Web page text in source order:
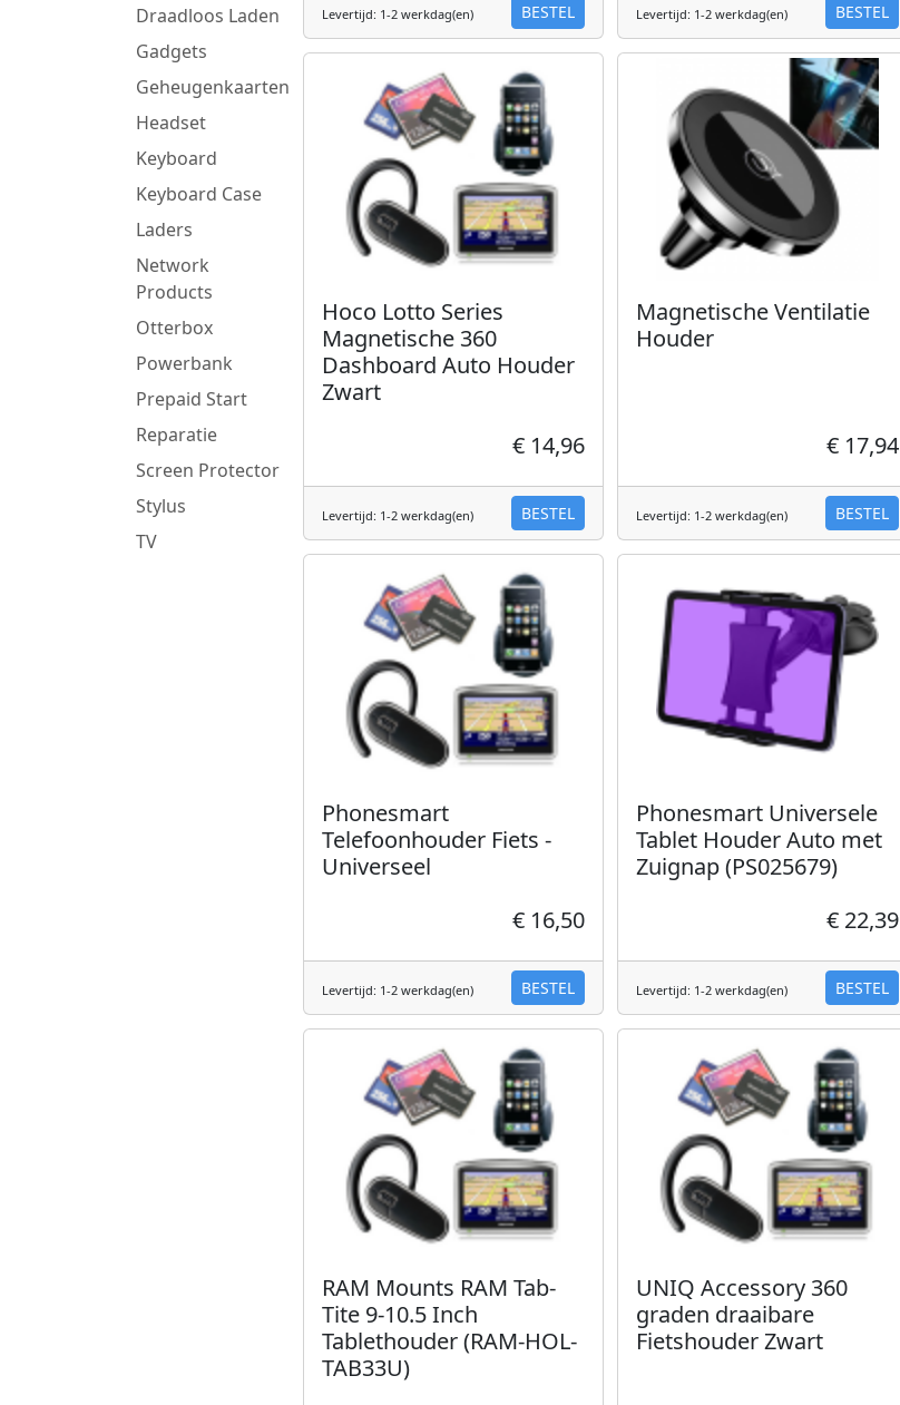
Draadloos Laden
Gadgets
Geheugenkaarten
Headset
Keyboard
Keyboard Case
Laders
Network
Products
Otterbox
Powerbank
Prepaid Start
Reparatie
Screen Protector
Stylus
TV
Levertijd: 1-2 werkdag(en) BESTEL Levertijd: 1-2 werkdag(en) BESTEL
Hoco Lotto Series
Magnetische 360
Dashboard Auto Houder
Zwart
€ 14,96
Levertijd: 1-2 werkdag(en) BESTEL
Magnetische Ventilatie
Houder
€ 17,94
Levertijd: 1-2 werkdag(en) BESTEL
Phonesmart
Telefoonhouder Fiets -
Universeel
€ 16,50
Levertijd: 1-2 werkdag(en) BESTEL
Phonesmart Universele
Tablet Houder Auto met
Zuignap (PS025679)
€ 22,39
Levertijd: 1-2 werkdag(en) BESTEL
RAM Mounts RAM Tab-
Tite 9-10.5 Inch
Tablethouder (RAM-HOL-
TAB33U)
UNIQ Accessory 360
graden draaibare
Fietshouder Zwart